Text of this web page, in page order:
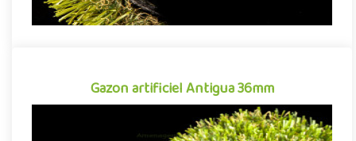
Gazon artificiel Antigua 36mm